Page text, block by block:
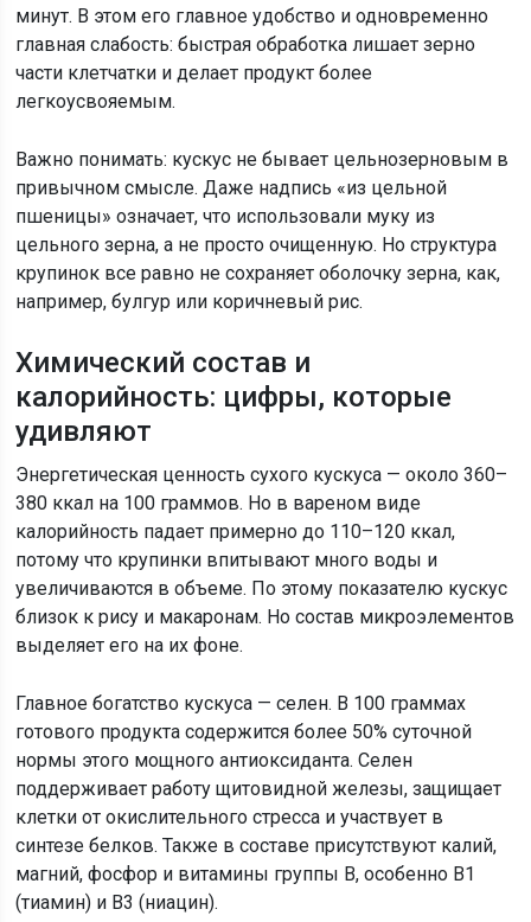
минут. В этом его главное удобство и одновременно
главная слабость: быстрая обработка лишает зерно
части клетчатки и делает продукт более
легкоусвояемым.
Важно понимать: кускус не бывает цельнозерновым в
привычном смысле. Даже надпись «из цельной
пшеницы» означает, что использовали муку из
цельного зерна, а не просто очищенную. Но структура
крупинок все равно не сохраняет оболочку зерна, как,
например, булгур или коричневый рис.
Химический состав и
калорийность: цифры, которые
удивляют
Энергетическая ценность сухого кускуса — около 360–
380 ккал на 100 граммов. Но в вареном виде
калорийность падает примерно до 110–120 ккал,
потому что крупинки впитывают много воды и
увеличиваются в объеме. По этому показателю кускус
близок к рису и макаронам. Но состав микроэлементов
выделяет его на их фоне.
Главное богатство кускуса — селен. В 100 граммах
готового продукта содержится более 50% суточной
нормы этого мощного антиоксиданта. Селен
поддерживает работу щитовидной железы, защищает
клетки от окислительного стресса и участвует в
синтезе белков. Также в составе присутствуют калий,
магний, фосфор и витамины группы B, особенно B1
(тиамин) и B3 (ниацин).